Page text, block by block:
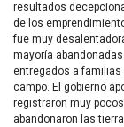
resultados
de los
fue muy
mayoría
entregados a familias
campo. El gobierno
registraron muy
abandonaron las